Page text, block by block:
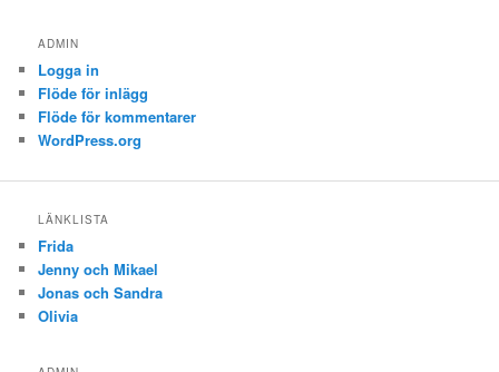
ADMIN
Logga in
Flöde för inlägg
Flöde för kommentarer
WordPress.org
LÄNKLISTA
Frida
Jenny och Mikael
Jonas och Sandra
Olivia